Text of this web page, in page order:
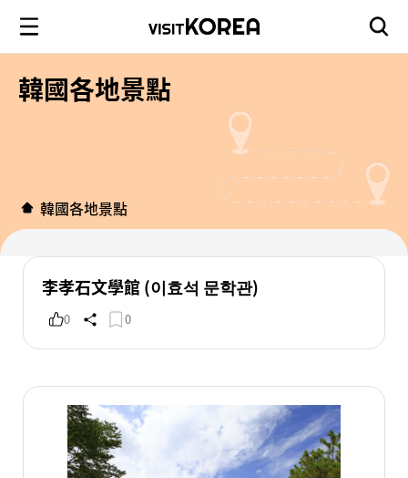
韓國各地景點
韓國各地景點
李孝石文學館 (이효석 문학관)
0 0